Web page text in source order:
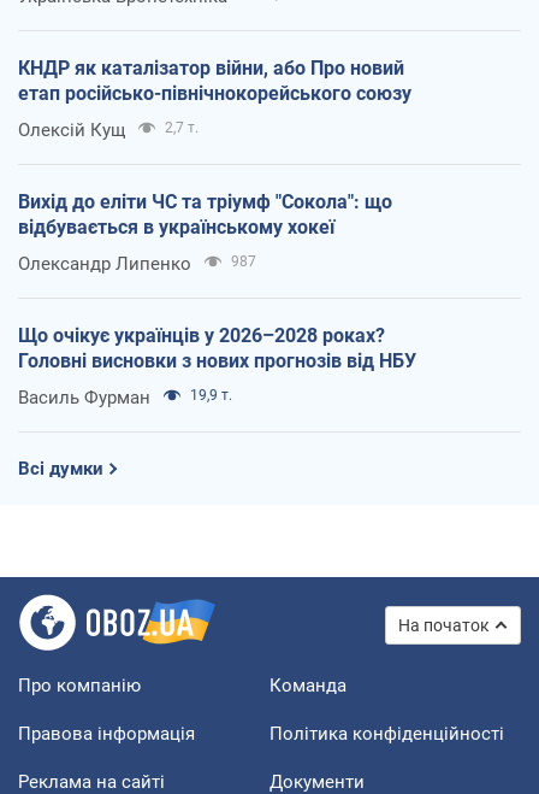
КНДР як каталізатор війни, або Про новий
етап російсько-північнокорейського союзу
Олексій Кущ 2,7 т.
Вихід до еліти ЧС та тріумф "Сокола": що
відбувається в українському хокеї
Олександр Липенко 987
Що очікує українців у 2026–2028 роках?
Головні висновки з нових прогнозів від НБУ
Василь Фурман 19,9 т.
Всі думки
На початок
Про компанію Команда
Правова інформація Політика конфіденційності
Реклама на сайті Документи